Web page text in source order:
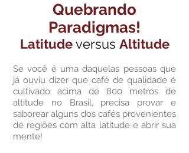
Quebrando
Paradigmas!
Latitude versus Altitude
Se você é uma daquelas pessoas que
já ouviu dizer que café de qualidade é
cultivado acima de 800 metros de
altitude no Brasil, precisa provar e
saborear alguns dos cafés provenientes
de regiões com alta latitude e abrir sua
mente!